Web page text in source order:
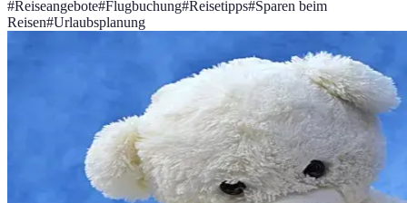
#Reiseangebote#Flugbuchung#Reisetipps#Sparen beim
Reisen#Urlaubsplanung